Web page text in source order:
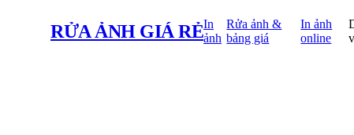
RỬA ẢNH GIÁ RẺIn
ảnh
Rửa ảnh &
bảng giá
In ảnh
online